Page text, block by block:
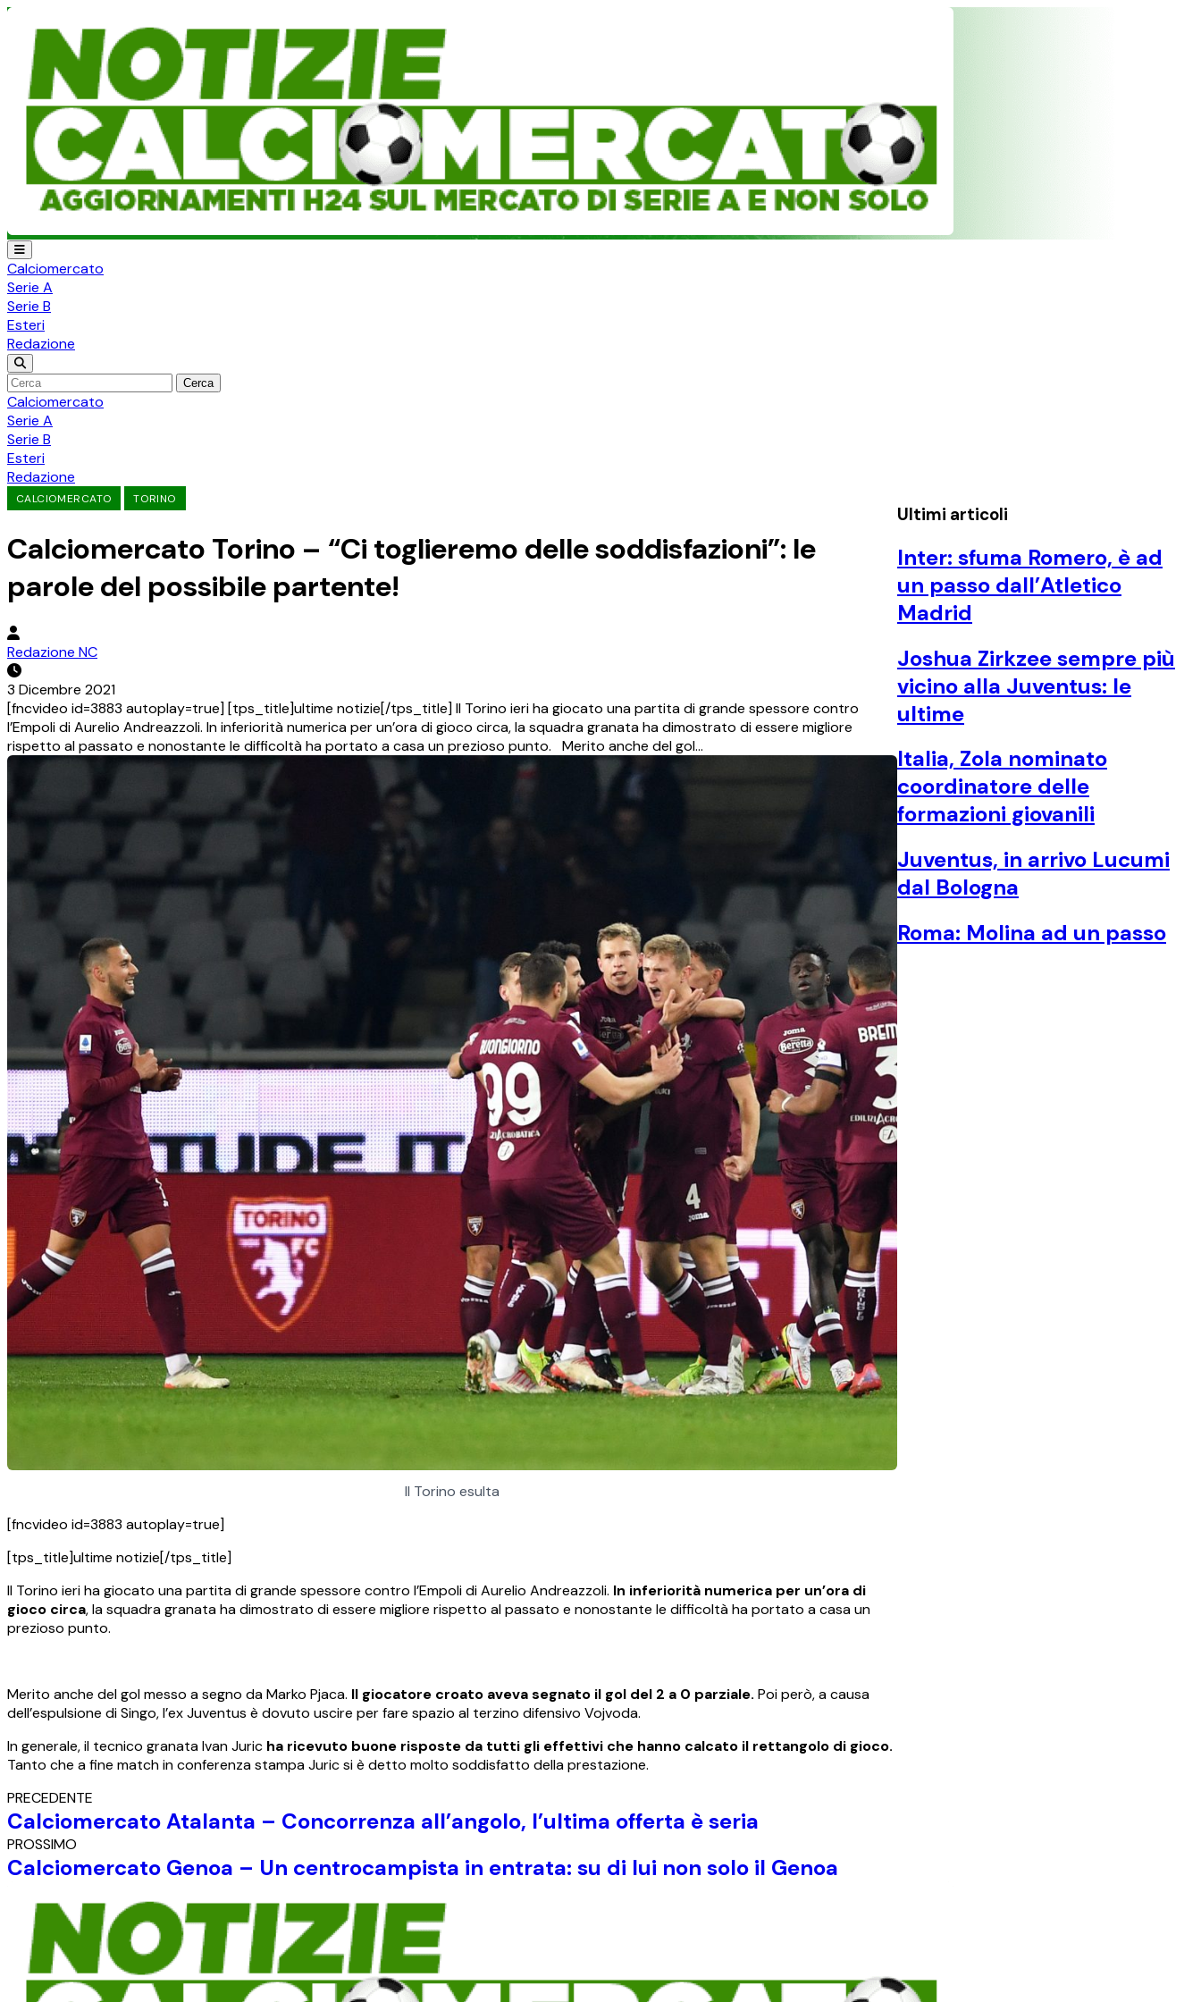
Calciomercato
Serie A
Serie B
Esteri
Redazione
Cerca
Calciomercato
Serie A
Serie B
Esteri
Redazione
CALCIOMERCATO TORINO
Calciomercato Torino – “Ci toglieremo delle soddisfazioni”: le
parole del possibile partente!
Redazione NC
3 Dicembre 2021
[fncvideo id=3883 autoplay=true] [tps_title]ultime notizie[/tps_title] Il Torino ieri ha giocato una partita di grande spessore contro
l’Empoli di Aurelio Andreazzoli. In inferiorità numerica per un’ora di gioco circa, la squadra granata ha dimostrato di essere migliore
rispetto al passato e nonostante le difficoltà ha portato a casa un prezioso punto. Merito anche del gol…
Il Torino esulta
[fncvideo id=3883 autoplay=true]
[tps_title]ultime notizie[/tps_title]
Il Torino ieri ha giocato una partita di grande spessore contro l’Empoli di Aurelio Andreazzoli. In inferiorità numerica per un’ora di
gioco circa, la squadra granata ha dimostrato di essere migliore rispetto al passato e nonostante le difficoltà ha portato a casa un
prezioso punto.
Merito anche del gol messo a segno da Marko Pjaca. Il giocatore croato aveva segnato il gol del 2 a 0 parziale. Poi però, a causa
dell’espulsione di Singo, l’ex Juventus è dovuto uscire per fare spazio al terzino difensivo Vojvoda.
In generale, il tecnico granata Ivan Juric ha ricevuto buone risposte da tutti gli effettivi che hanno calcato il rettangolo di gioco.
Tanto che a fine match in conferenza stampa Juric si è detto molto soddisfatto della prestazione.
PRECEDENTE
Calciomercato Atalanta – Concorrenza all’angolo, l’ultima offerta è seria
PROSSIMO
Calciomercato Genoa – Un centrocampista in entrata: su di lui non solo il Genoa
Ultimi articoli
Inter: sfuma Romero, è ad
un passo dall’Atletico
Madrid
Joshua Zirkzee sempre più
vicino alla Juventus: le
ultime
Italia, Zola nominato
coordinatore delle
formazioni giovanili
Juventus, in arrivo Lucumi
dal Bologna
Roma: Molina ad un passo